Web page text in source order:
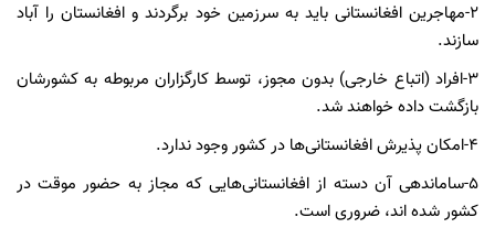
۲-مهاجرین افغانستانی باید به سرزمین خود برگردند و افغانستان را آباد
سازند.
۳-افراد (اتباع خارجی) بدون مجوز، توسط کارگزاران مربوطه به کشورشان
بازگشت داده خواهند شد.
۴-امکان پذیرش افغانستانی‌ها در کشور وجود ندارد.
۵-ساماندهی آن دسته از افغانستانی‌هایی که مجاز به حضور موقت در
کشور شده اند، ضروری است.